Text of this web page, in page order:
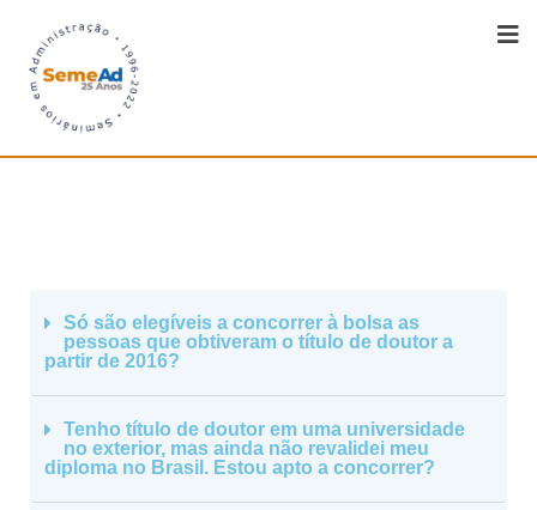
Só são elegíveis a concorrer à bolsa as
pessoas que obtiveram o título de doutor a
partir de 2016?
Tenho título de doutor em uma universidade
no exterior, mas ainda não revalidei meu
diploma no Brasil. Estou apto a concorrer?